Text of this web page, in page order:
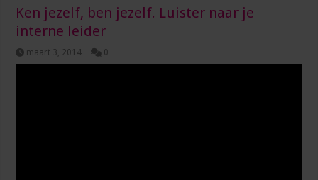
Ken jezelf, ben jezelf. Luister naar je
interne leider
maart 3, 2014 0